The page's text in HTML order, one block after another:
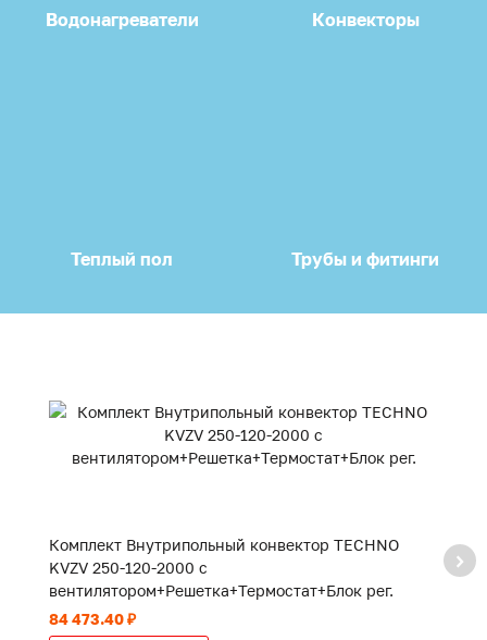
Водонагреватели Конвекторы
Теплый пол Трубы и фитинги
Комплект Внутрипольный конвектор TECHNO
KVZV 250-120-2000 с
вентилятором+Решетка+Термостат+Блок рег.
84 473.40 ₽